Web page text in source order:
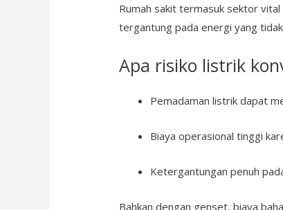
Rumah sakit termasuk sektor
tergantung pada energi yang
Apa risiko listrik
Pemadaman listrik dapat
Biaya operasional tinggi
Ketergantungan penuh
Bahkan dengan genset, biaya